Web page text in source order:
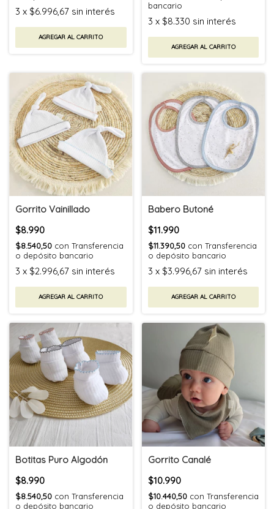
3 x $6.996,67 sin interés
AGREGAR AL CARRITO
bancario
3 x $8.330 sin interés
AGREGAR AL CARRITO
Gorrito Vainillado
$8.990
$8.540,50 con Transferencia
o depósito bancario
3 x $2.996,67 sin interés
AGREGAR AL CARRITO
Babero Butoné
$11.990
$11.390,50 con Transferencia
o depósito bancario
3 x $3.996,67 sin interés
AGREGAR AL CARRITO
Botitas Puro Algodón
$8.990
$8.540,50 con Transferencia
o depósito bancario
Gorrito Canalé
$10.990
$10.440,50 con Transferencia
o depósito bancario